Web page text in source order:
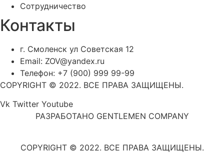
Сотрудничество
Контакты
г. Смоленск ул Советская 12
Email: ZOV@yandex.ru
Телефон: +7 (900) 999 99-99
COPYRIGHT © 2022. ВСЕ ПРАВА ЗАЩИЩЕНЫ.
Vk Twitter Youtube
РАЗРАБОТАНО GENTLEMEN COMPANY
COPYRIGHT © 2022. ВСЕ ПРАВА ЗАЩИЩЕНЫ.